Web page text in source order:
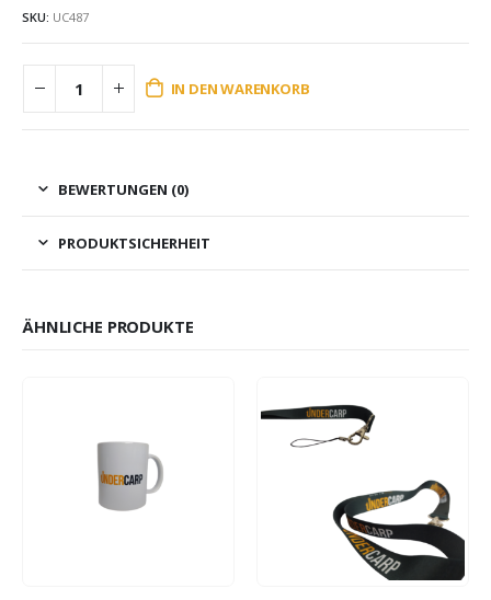
SKU: UC487
IN DEN WARENKORB
BEWERTUNGEN (0)
PRODUKTSICHERHEIT
ÄHNLICHE PRODUKTE